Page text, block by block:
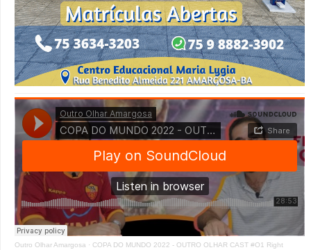
Outro Olhar Amargosa · COPA DO MUNDO 2022 - OUTRO OLHAR CAST #O1 Right